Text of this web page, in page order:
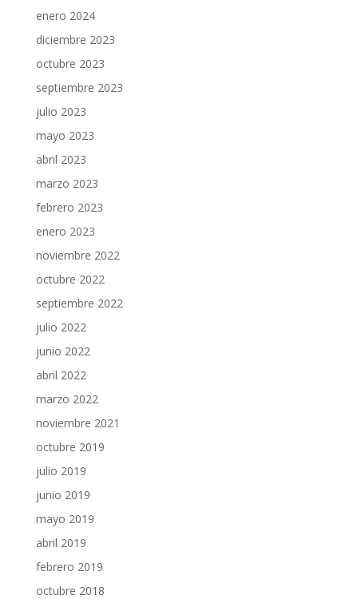
enero 2024
diciembre 2023
octubre 2023
septiembre 2023
julio 2023
mayo 2023
abril 2023
marzo 2023
febrero 2023
enero 2023
noviembre 2022
octubre 2022
septiembre 2022
julio 2022
junio 2022
abril 2022
marzo 2022
noviembre 2021
octubre 2019
julio 2019
junio 2019
mayo 2019
abril 2019
febrero 2019
octubre 2018